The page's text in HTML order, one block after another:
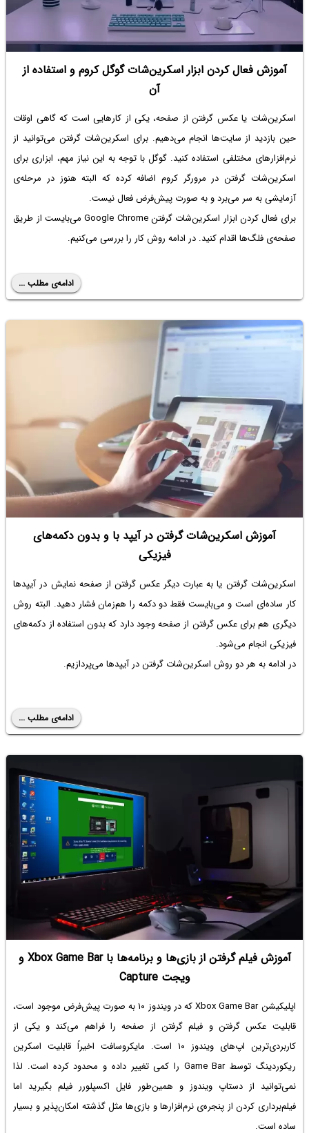
آموزش فعال کردن ابزار اسکرین‌شات گوگل کروم و استفاده از
آن
اسکرین‌شات یا عکس گرفتن از صفحه، یکی از کارهایی است که گاهی اوقات
حین بازدید از سایت‌ها انجام می‌دهیم. برای اسکرین‌شات گرفتن می‌توانید از
نرم‌افزارهای مختلفی استفاده کنید. گوگل با توجه به این نیاز مهم، ابزاری برای
اسکرین‌شات گرفتن در مرورگر کروم اضافه کرده که البته هنوز در مرحله‌ی
آزمایشی به سر می‌برد و به صورت پیش‌فرض فعال نیست.
برای فعال کردن ابزار اسکرین‌شات گرفتن Google Chrome می‌بایست از طریق
صفحه‌ی فلگ‌ها اقدام کنید. در ادامه روش کار را بررسی می‌کنیم.
ادامه‌ی مطلب ...
آموزش اسکرین‌شات گرفتن در آیپد با و بدون دکمه‌های
فیزیکی
اسکرین‌شات گرفتن یا به عبارت دیگر عکس گرفتن از صفحه نمایش در آیپدها
کار ساده‌ای است و می‌بایست فقط دو دکمه را هم‌زمان فشار دهید. البته روش
دیگری هم برای عکس گرفتن از صفحه وجود دارد که بدون استفاده از دکمه‌های
فیزیکی انجام می‌شود.
در ادامه به هر دو روش اسکرین‌شات گرفتن در آیپدها می‌پردازیم.
ادامه‌ی مطلب ...
آموزش فیلم گرفتن از بازی‌ها و برنامه‌ها با Xbox Game Bar و
ویجت Capture
اپلیکیشن Xbox Game Bar که در ویندوز ۱۰ به صورت پیش‌فرض موجود است،
قابلیت عکس گرفتن و فیلم گرفتن از صفحه را فراهم می‌کند و یکی از
کاربردی‌ترین اپ‌های ویندوز ۱۰ است. مایکروسافت اخیراً قابلیت اسکرین
ریکوردینگ توسط Game Bar را کمی تغییر داده و محدود کرده است. لذا
نمی‌توانید از دستاپ ویندوز و همین‌طور فایل اکسپلورر فیلم بگیرید اما
فیلم‌برداری کردن از پنجره‌ی نرم‌افزارها و بازی‌ها مثل گذشته امکان‌پذیر و بسیار
ساده است.